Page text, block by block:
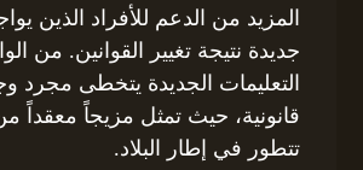
المزيد من الدعم للأفراد الذين
جديدة نتيجة تغيير القوانين. من
التعليمات الجديدة يتخطى
قانونية، حيث تمثل مزيجاً معقداً من
تتطور في إطار البلاد.